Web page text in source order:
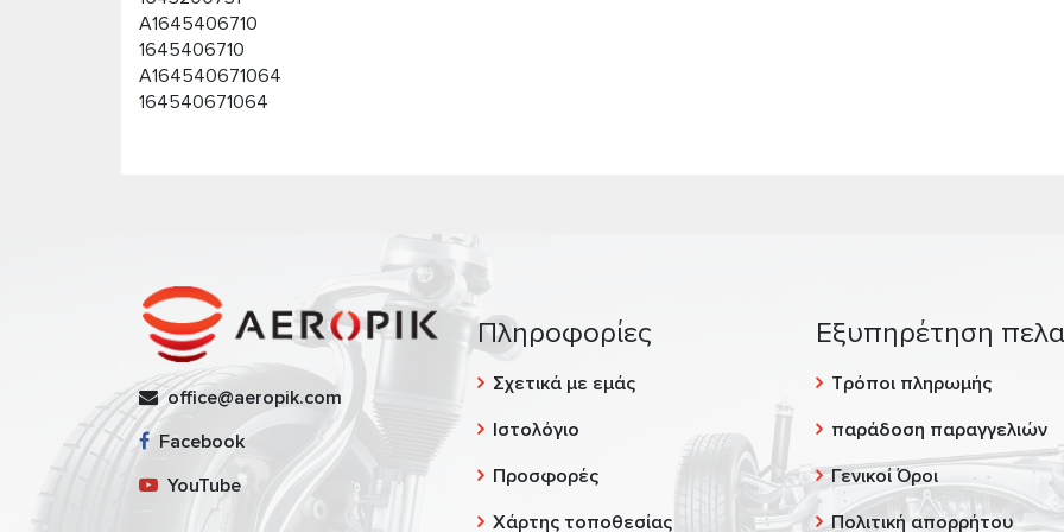
A1645406710
1645406710
A164540671064
164540671064
office@aeropik.com
Facebook
YouTube
Πληροφορίες
Σχετικά με εμάς
Ιστολόγιο
Προσφορές
Χάρτης τοποθεσίας
Εξυπηρέτηση
Τρόποι πληρωμής
παράδοση παραγγελιών
Γενικοί Όροι
Πολιτική απορρήτου